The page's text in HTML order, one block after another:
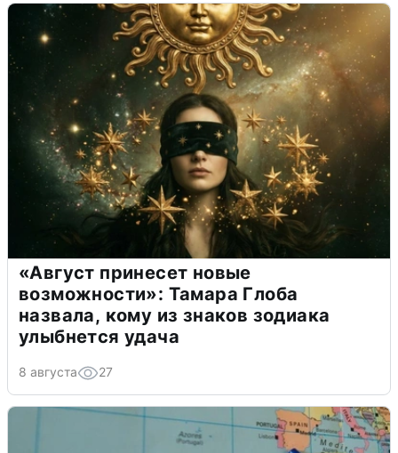
«Август принесет новые
возможности»: Тамара Глоба
назвала, кому из знаков зодиака
улыбнется удача
8 августа 27